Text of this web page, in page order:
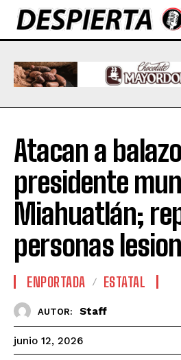
Atacan a
presidente
Miahuatlán;
personas
ENPORTADA ESTATAL
AUTOR: Staff
junio 12, 2026